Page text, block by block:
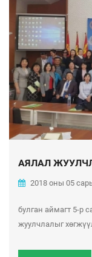
АЯЛАЛ
2018 оны 05
булган аймагт 5-р
жуулчлалыг